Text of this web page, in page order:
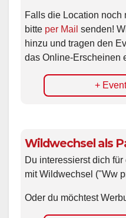
Falls die Location noch
bitte per Mail senden!
hinzu und tragen den
das Online-Erscheinen
+
Wildwechsel als
Du interessierst dich
mit Wildwechsel ("Ww
Oder du möchtest